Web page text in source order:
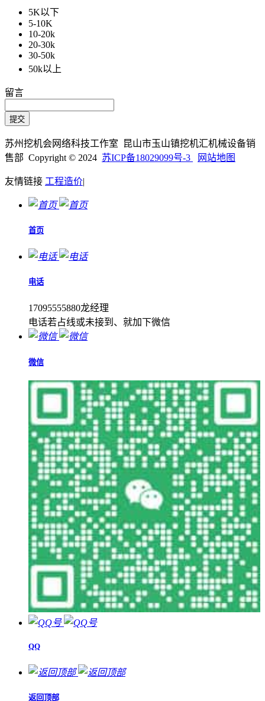
5K以下
5-10K
10-20k
20-30k
30-50k
50k以上
留言
苏州挖机会网络科技工作室 昆山市玉山镇挖机汇机械设备销
售部 Copyright © 2024 苏ICP备18029099号-3 网站地图
友情链接 工程造价|
首页
电话
17095555880龙经理
电话若占线或未接到、就加下微信
微信
QQ
返回顶部